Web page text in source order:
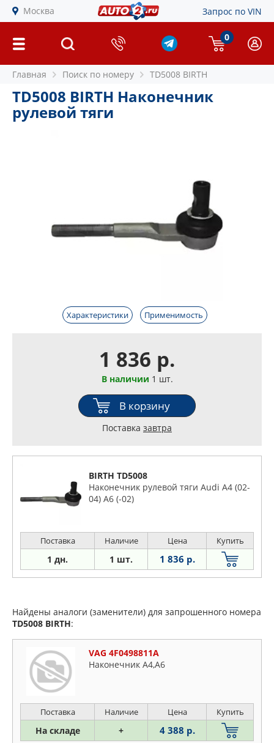
Москва Запрос по VIN
0
Главная Поиск по номеру TD5008 BIRTH
TD5008 BIRTH Наконечник
рулевой тяги
Характеристики Применимость
1 836 р.
В наличии 1 шт.
В корзину
Поставка завтра
BIRTH TD5008
Наконечник рулевой тяги Audi A4 (02-
04) A6 (-02)
Поставка Наличие Цена Купить
1 дн. 1 шт. 1 836 р.
Найдены аналоги (заменители) для запрошенного номера
TD5008 BIRTH:
VAG 4F0498811A
Наконечник A4,A6
Поставка Наличие Цена Купить
На складе + 4 388 р.